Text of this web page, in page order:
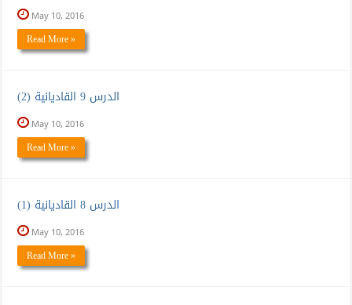
May 10, 2016
Read More »
الدرس 9 القاديانية (2)
May 10, 2016
Read More »
الدرس 8 القاديانية (1)
May 10, 2016
Read More »